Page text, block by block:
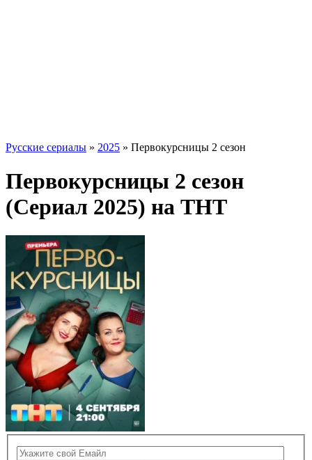
Русские сериалы » 2025 » Первокурсницы 2 сезон
Первокурсницы 2 сезон
(Сериал 2025) на ТНТ